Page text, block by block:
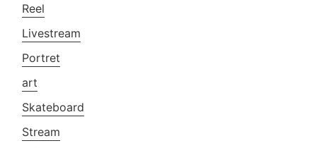
Reel
Livestream
Portret
art
Skateboard
Stream